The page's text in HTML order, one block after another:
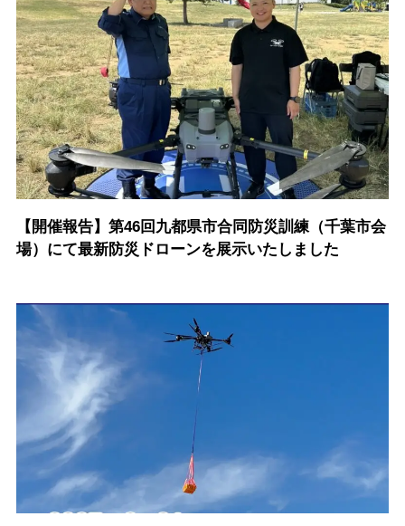
【開催報告】第46回九都県市合同防災訓練（千葉市会
場）にて最新防災ドローンを展示いたしました